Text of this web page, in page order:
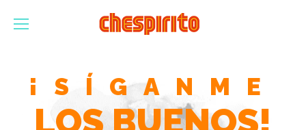
¡SÍGANME
LOS BUENOS!